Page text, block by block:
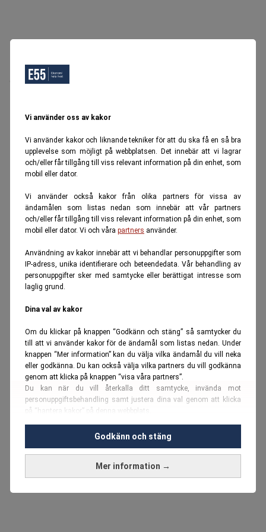
Vi använder oss av kakor
Vi använder kakor och liknande tekniker för att du ska få en så bra
upplevelse som möjligt på webbplatsen. Det innebär att vi lagrar
och/eller får tillgång till viss relevant information på din enhet, som
mobil eller dator.
Vi använder också kakor från olika partners för vissa av
ändamålen som listas nedan som innebär att vår partners
och/eller får tillgång till viss relevant information på din enhet, som
mobil eller dator. Vi och våra partners använder.
Användning av kakor innebär att vi behandlar personuppgifter som
IP-adress, unika identifierare och beteendedata. Vår behandling av
personuppgifter sker med samtycke eller berättigat intresse som
laglig grund.
Dina val av kakor
Om du klickar på knappen “Godkänn och stäng” så samtycker du
till att vi använder kakor för de ändamål som listas nedan. Under
knappen “Mer information” kan du välja vilka ändamål du vill neka
eller godkänna. Du kan också välja vilka partners du vill godkänna
genom att klicka på knappen “visa våra partners”.
Du kan när du vill återkalla ditt samtycke, invända mot
personuppgiftsbehandling samt justera dina val genom att klicka
på “hantera kakor” på denna webbplats.
Du kan fördjupa dig ytterligare i vårcookie-policy
Vi använder kakor och personuppgifter för dessa syften:
Nödvändiga cookies och liknande tekniker, anpassning av
Mer information →
Godkänn och stäng
Oops, Ett fel inträffade.